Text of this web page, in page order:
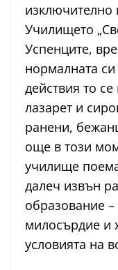
изключително
Училището
Успенците,
нормалната
действия то
лазарет и
ранени,
още в този
училище
далеч извън
образование –
милосърдие и
условията на